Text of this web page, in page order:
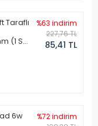
Taraflı
(1 Set
%63 indirim
227,76 TL
85,41 TL
6w
%72 indirim